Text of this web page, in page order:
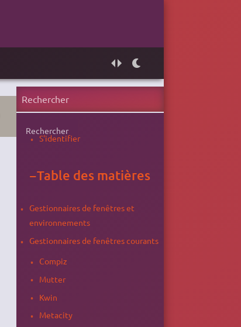
Rechercher
S'identifier
−Table des matières
Gestionnaires de fenêtres et
environnements
Gestionnaires de fenêtres courants
Compiz
Mutter
Kwin
Metacity